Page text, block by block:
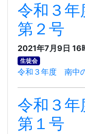
令和３
第２号
2021年7月9日 16
生徒会
令和３年度 南中
令和３
第１号